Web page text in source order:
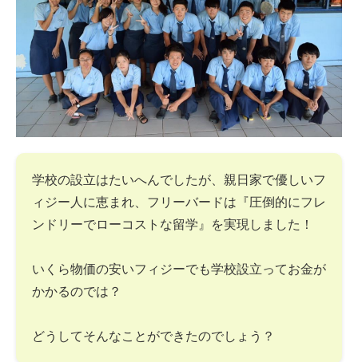
学校の設立はたいへんでしたが、親日家で優しいフ
ィジー人に恵まれ、フリーバードは『圧倒的にフレ
ンドリーでローコストな留学』を実現しました！
いくら物価の安いフィジーでも学校設立ってお金が
かかるのでは？
どうしてそんなことができたのでしょう？